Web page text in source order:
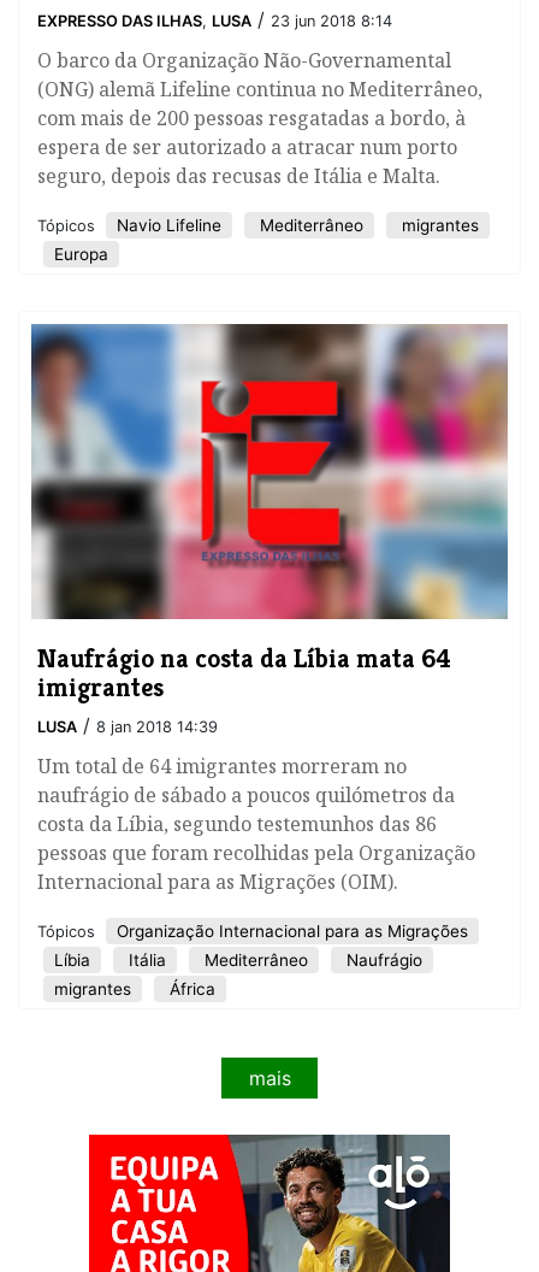
EXPRESSO DAS ILHAS, LUSA / 23 jun 2018 8:14
O barco da Organização Não-Governamental
(ONG) alemã Lifeline continua no Mediterrâneo,
com mais de 200 pessoas resgatadas a bordo, à
espera de ser autorizado a atracar num porto
seguro, depois das recusas de Itália e Malta.
Tópicos Navio Lifeline Mediterrâneo
migrantes
Europa
Naufrágio na costa da Líbia mata 64
imigrantes
LUSA / 8 jan 2018 14:39
Um total de 64 imigrantes morreram no
naufrágio de sábado a poucos quilómetros da
costa da Líbia, segundo testemunhos das 86
pessoas que foram recolhidas pela Organização
Internacional para as Migrações (OIM).
Tópicos
Organização Internacional para as Migrações
Líbia
Itália Mediterrâneo
Naufrágio
migrantes
África
mais